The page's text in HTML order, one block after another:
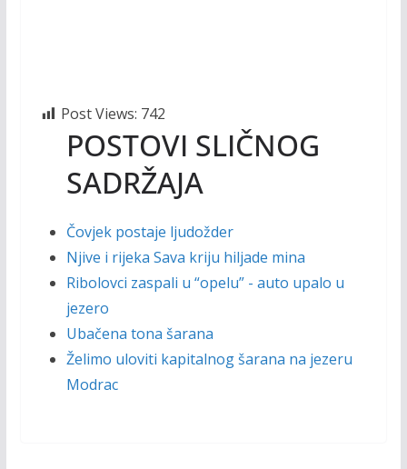
Post Views: 742
POSTOVI SLIČNOG
SADRŽAJA
Čovjek postaje ljudožder
Njive i rijeka Sava kriju hiljade mina
Ribolovci zaspali u “opelu” - auto upalo u
jezero
Ubačena tona šarana
Želimo uloviti kapitalnog šarana na jezeru
Modrac